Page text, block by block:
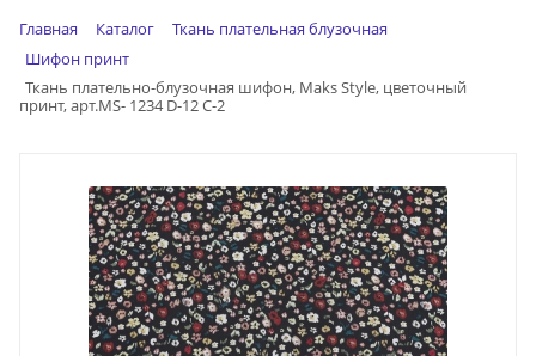
Главная Каталог
Ткань плательная блузочная
Шифон принт
Ткань плательно-блузочная шифон, Maks Style, цветочный
принт, арт.MS- 1234 D-12 C-2